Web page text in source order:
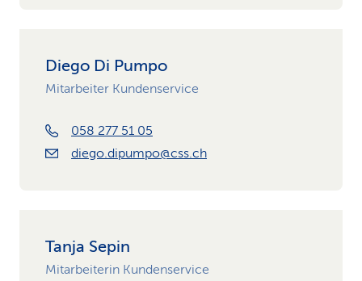
Diego Di Pumpo
Mitarbeiter Kundenservice
058 277 51 05
diego.dipumpo@css.ch
Tanja Sepin
Mitarbeiterin Kundenservice